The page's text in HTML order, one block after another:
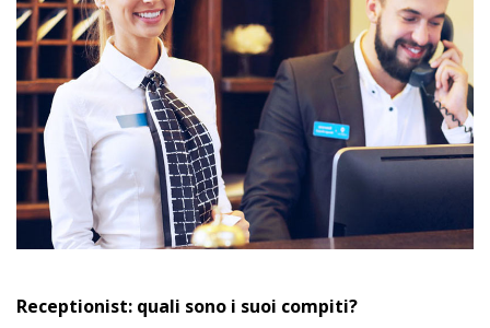
Receptionist: quali sono i suoi compiti?